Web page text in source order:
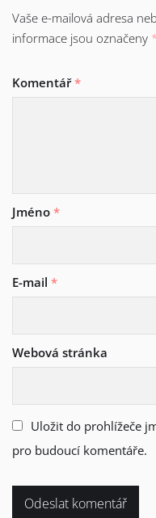
Vaše e-mailová adresa
informace jsou označeny
Komentář*
Jméno *
E-mail *
Webová stránka
Uložit do prohlížeče
pro budoucí komentáře.